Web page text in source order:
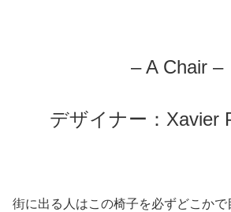
– A Chair –
デザイナー：Xavier
街に出る人はこの椅子を必ずどこか